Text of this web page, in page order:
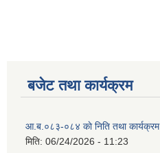
बजेट तथा कार्यक्रम
आ.ब.०८३-०८४ काे निति तथा कार्यक्रम
मिति: 06/24/2026 - 11:23